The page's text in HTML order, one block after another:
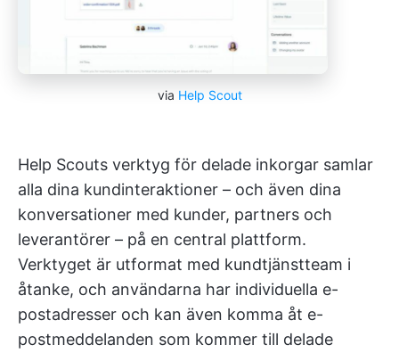
via Help Scout
Help Scouts verktyg för delade inkorgar samlar
alla dina kundinteraktioner – och även dina
konversationer med kunder, partners och
leverantörer – på en central plattform.
Verktyget är utformat med kundtjänstteam i
åtanke, och användarna har individuella e-
postadresser och kan även komma åt e-
postmeddelanden som kommer till delade